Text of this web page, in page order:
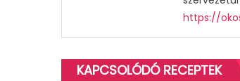
https://
KAPCSOLÓDÓ RECEPTEK